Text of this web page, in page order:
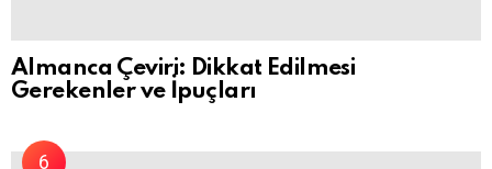
Almanca Çeviri: Dikkat Edilmesi
Gerekenler ve İpuçları